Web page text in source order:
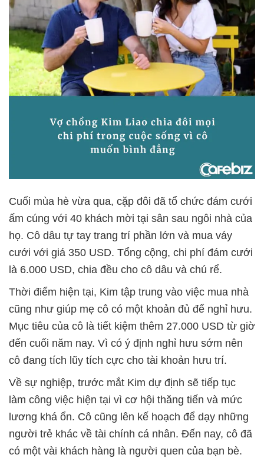
Cuối mùa hè vừa qua, cặp đôi đã tổ chức đám cưới
ấm cúng với 40 khách mời tại sân sau ngôi nhà của
họ. Cô dâu tự tay trang trí phần lớn và mua váy
cưới với giá 350 USD. Tổng cộng, chi phí đám cưới
là 6.000 USD, chia đều cho cô dâu và chú rể.
Thời điểm hiện tại, Kim tập trung vào việc mua nhà
cũng như giúp mẹ cô có một khoản đủ để nghỉ hưu.
Mục tiêu của cô là tiết kiệm thêm 27.000 USD từ giờ
đến cuối năm nay. Vì có ý định nghỉ hưu sớm nên
cô đang tích lũy tích cực cho tài khoản hưu trí.
Về sự nghiệp, trước mắt Kim dự định sẽ tiếp tục
làm công việc hiện tại vì cơ hội thăng tiến và mức
lương khá ổn. Cô cũng lên kế hoạch để dạy những
người trẻ khác về tài chính cá nhân. Đến nay, cô đã
có một vài khách hàng là người quen của bạn bè.